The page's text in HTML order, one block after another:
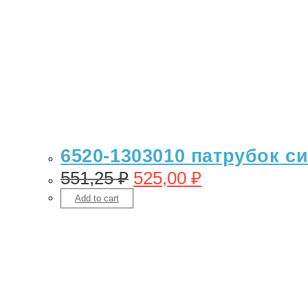
6520-1303010 патрубок
551,25₽ 525,00 ₽
Add to cart